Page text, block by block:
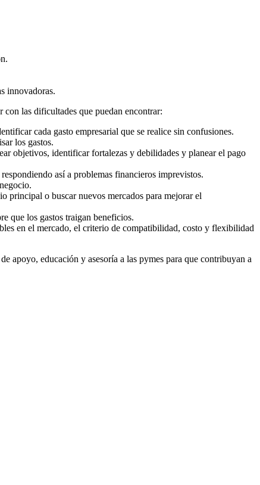
innovadoras.
con las dificultades que puedan encontrar:
cada gasto empresarial que se realice sin confusiones.
los gastos.
objetivos, identificar fortalezas y debilidades y planear el pago
así a problemas financieros imprevistos.
principal o buscar nuevos mercados para mejorar el
que los gastos traigan beneficios.
en el mercado, el criterio de compatibilidad, costo y flexibilidad
apoyo, educación y asesoría a las pymes para que contribuyan a